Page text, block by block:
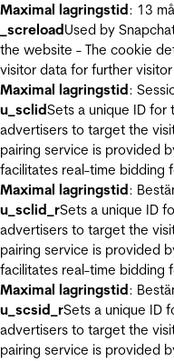
Maximal lagringstid: 13
_screloadUsed by
the website - The cookie
visitor data for further
Maximal lagringstid:
u_sclidSets a unique ID
advertisers to target the
pairing service is provided
facilitates real-time bidding
Maximal lagringstid:
u_sclid_rSets a unique ID
advertisers to target the
pairing service is provided
facilitates real-time bidding
Maximal lagringstid:
u_scsid_rSets a unique ID
advertisers to target the
pairing service is provided